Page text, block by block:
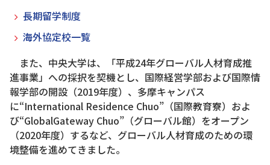
長期留学制度
海外協定校一覧
また、中央大学は、「平成24年グローバル人材育成推
進事業」への採択を契機とし、国際経営学部および国際情
報学部の開設（2019年度）、多摩キャンパス
に“International Residence Chuo”（国際教育寮）およ
び“GlobalGateway Chuo”（グローバル館）をオープン
（2020年度）するなど、グローバル人材育成のための環
境整備を進めてきました。